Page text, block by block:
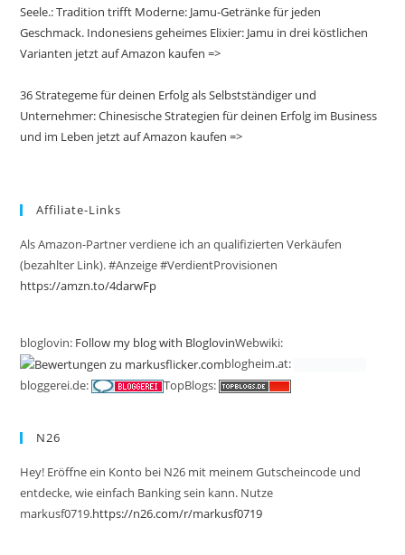
Seele.: Tradition trifft Moderne: Jamu-Getränke für jeden
Geschmack. Indonesiens geheimes Elixier: Jamu in drei köstlichen
Varianten jetzt auf Amazon kaufen =>
36 Strategeme für deinen Erfolg als Selbstständiger und
Unternehmer: Chinesische Strategien für deinen Erfolg im Business
und im Leben jetzt auf Amazon kaufen =>
Affiliate-Links
Als Amazon-Partner verdiene ich an qualifizierten Verkäufen
(bezahlter Link). #Anzeige #VerdientProvisionen
https://amzn.to/4darwFp
bloglovin: Follow my blog with BloglovinWebwiki:
blogheim.at:
bloggerei.de:
TopBlogs:
N26
Hey! Eröffne ein Konto bei N26 mit meinem Gutscheincode und
entdecke, wie einfach Banking sein kann. Nutze
markusf0719.https://n26.com/r/markusf0719